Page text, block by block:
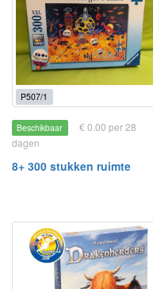
P507/1
Beschikbaar
€ 0.00 per 28
dagen
8+ 300 stukken ruimte